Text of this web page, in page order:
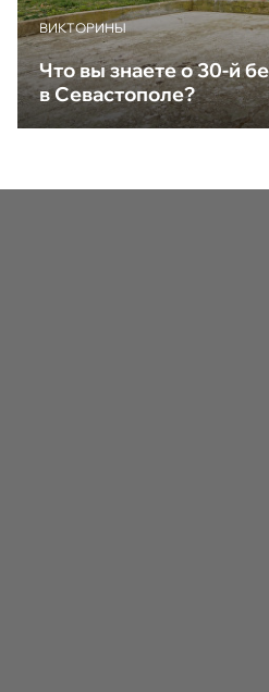
ВИКТОРИНЫ
Что вы знаете о 30-й
в Севастополе?